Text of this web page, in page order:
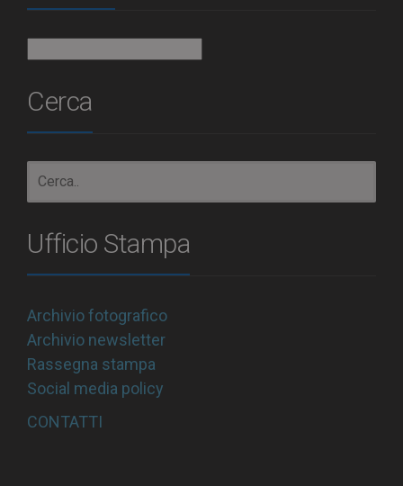
Cerca
Ufficio Stampa
Archivio fotografico
Archivio newsletter
Rassegna stampa
Social media policy
CONTATTI